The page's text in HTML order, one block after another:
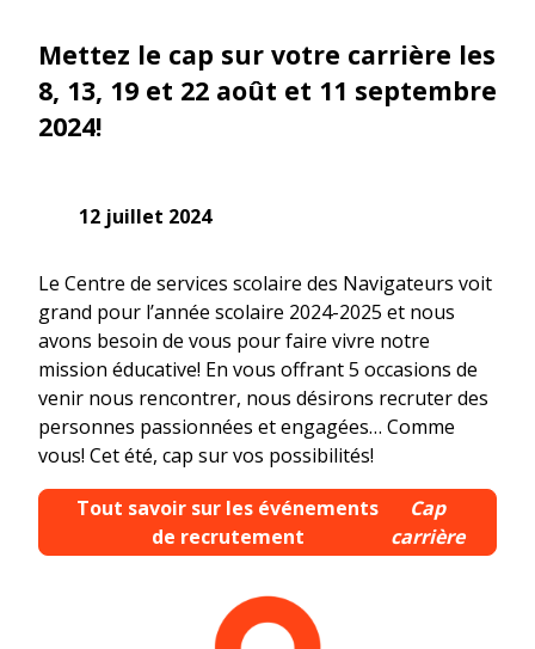
Mettez le cap sur votre carrière les
8, 13, 19 et 22 août et 11 septembre
2024!
12 juillet 2024
Le Centre de services scolaire des Navigateurs voit
grand pour l’année scolaire 2024-2025 et nous
avons besoin de vous pour faire vivre notre
mission éducative! En vous offrant 5 occasions de
venir nous rencontrer, nous désirons recruter des
personnes passionnées et engagées… Comme
vous! Cet été, cap sur vos possibilités!
Tout savoir sur les événements
de recrutement
Cap
carrière